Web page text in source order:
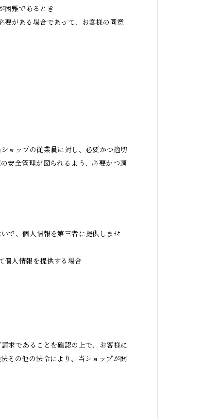
困難であるとき
要がある場合であって、お客様の同意
ョップの従業員に対し、必要かつ適切
安全管理が図られるよう、必要かつ適
で、個人情報を第三者に提供しませ
個人情報を提供する場合
求であることを確認の上で、お客様に
その他の法令により、当ショップが開